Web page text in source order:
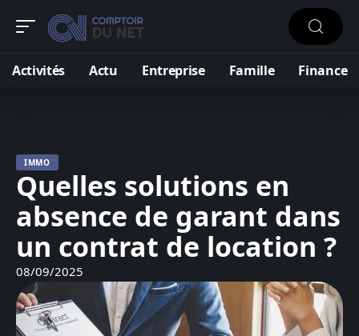
Activités Actu Entreprise Famille Finance
IMMO
Quelles solutions en
absence de garant dans
un contrat de location ?
08/09/2025